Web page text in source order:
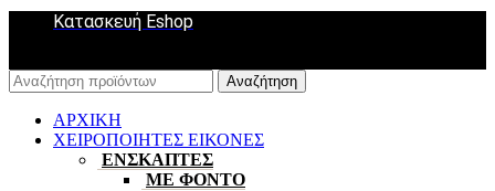
Κατασκευή Eshop
Αναζήτηση
ΑΡΧΙΚΗ
ΧΕΙΡΟΠΟΙΗΤΕΣ ΕΙΚΟΝΕΣ
ΕΝΣΚΑΠΤΕΣ
ΜΕ ΦΟΝΤΟ